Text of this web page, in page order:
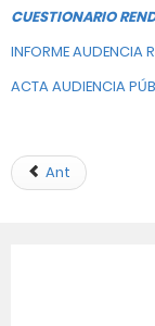
CUESTIONARIO
INFORME AUDENCIA
ACTA AUDIENCIA
Ant